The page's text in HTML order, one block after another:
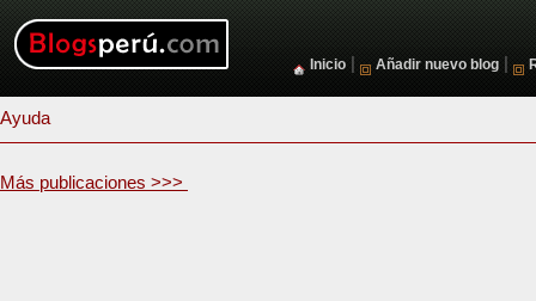
Inicio Añadir nuevo blog
Ayuda
Más publicaciones >>>